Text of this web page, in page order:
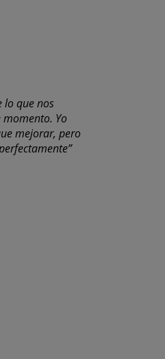
lo que nos
Yo
mejorar, pero